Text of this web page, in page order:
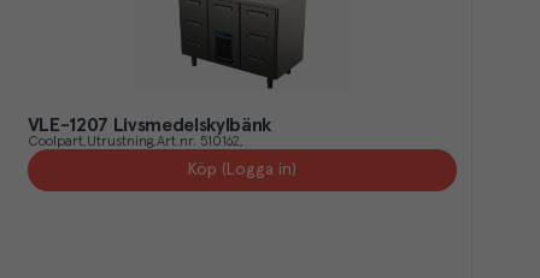
VLE-1207 Livsmedelskylbänk
Coolpart Utrustning Art.nr. 510162
Köp (Logga in)